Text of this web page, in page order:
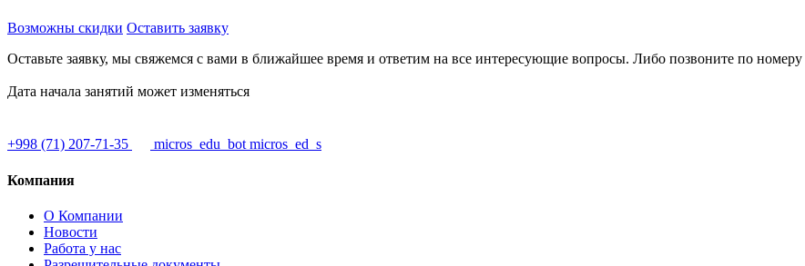
Возможны скидки Оставить заявку
Оставьте заявку, мы свяжемся с вами в ближайшее время и ответим на все интересующие вопросы. Либо позвоните по номеру
Дата начала занятий может изменяться
+998 (71) 207-71-35 micros_edu_bot micros_ed_s
Компания
О Компании
Новости
Работа у нас